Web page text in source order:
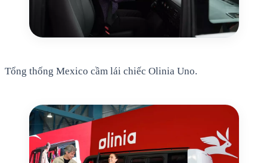
Tổng thống Mexico cầm lái chiếc Olinia Uno.